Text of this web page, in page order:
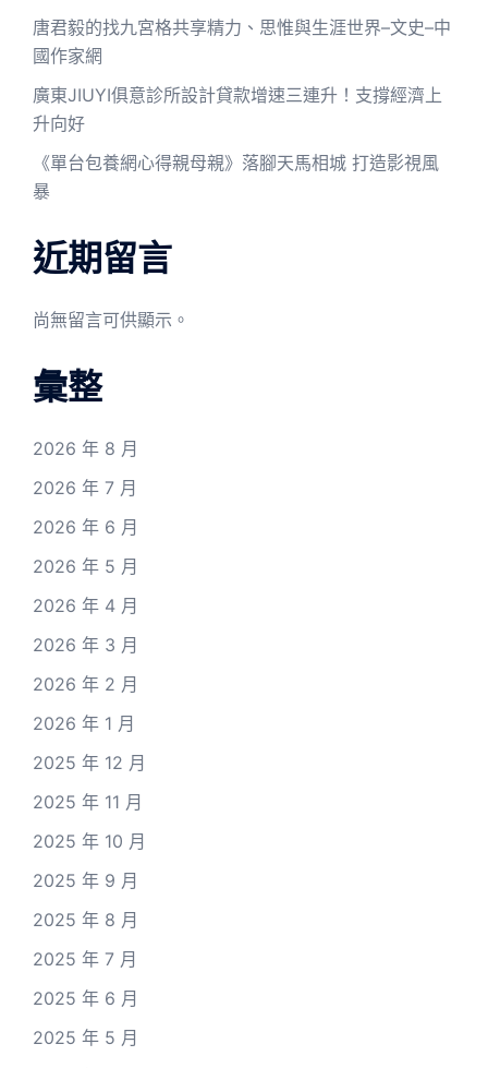
唐君毅的找九宮格共享精力、思惟與生涯世界–文史–中
國作家網
廣東JIUYI俱意診所設計貸款增速三連升！支撐經濟上
升向好
《單台包養網心得親母親》落腳天馬相城 打造影視風
暴
近期留言
尚無留言可供顯示。
彙整
2026 年 8 月
2026 年 7 月
2026 年 6 月
2026 年 5 月
2026 年 4 月
2026 年 3 月
2026 年 2 月
2026 年 1 月
2025 年 12 月
2025 年 11 月
2025 年 10 月
2025 年 9 月
2025 年 8 月
2025 年 7 月
2025 年 6 月
2025 年 5 月